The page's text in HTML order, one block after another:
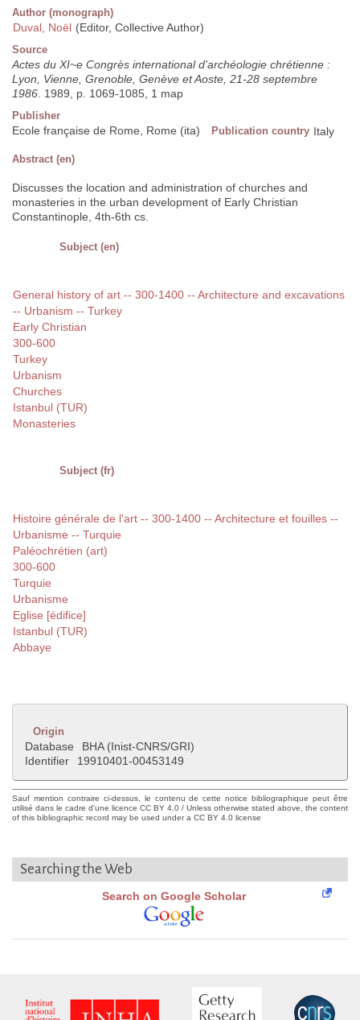
Author (monograph)
Duval, Noël (Editor, Collective Author)
Source
Actes du XI~e Congrès international d'archéologie chrétienne :
Lyon, Vienne, Grenoble, Genève et Aoste, 21-28 septembre
1986. 1989, p. 1069-1085, 1 map
Publisher
Ecole française de Rome, Rome (ita) Publication country Italy
Abstract (en)
Discusses the location and administration of churches and
monasteries in the urban development of Early Christian
Constantinople, 4th-6th cs.
Subject (en)
General history of art -- 300-1400 -- Architecture and excavations
-- Urbanism -- Turkey
Early Christian
300-600
Turkey
Urbanism
Churches
Istanbul (TUR)
Monasteries
Subject (fr)
Histoire générale de l'art -- 300-1400 -- Architecture et fouilles --
Urbanisme -- Turquie
Paléochrétien (art)
300-600
Turquie
Urbanisme
Eglise [édifice]
Istanbul (TUR)
Abbaye
Origin
Database
BHA (Inist-CNRS/GRI)
Identifier
19910401-00453149
Sauf mention contraire ci-dessus, le contenu de cette notice bibliographique peut être
utilisé dans le cadre d'une licence CC BY 4.0 / Unless otherwise stated above, the content
of this bibliographic record may be used under a CC BY 4.0 license
Searching the Web
Search on Google Scholar